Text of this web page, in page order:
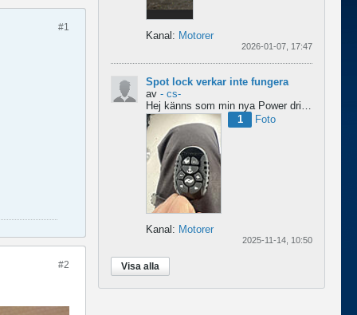
#1
#2
Kanal: Motorer
2026-01-07, 17:47
Spot lock verkar inte fungera
av - cs-
Hej känns som min nya Power drive tappar spot lock
1
Foto
Kanal: Motorer
2025-11-14, 10:50
Visa alla